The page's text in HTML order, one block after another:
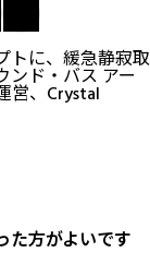
トに、緩急静寂取
ンド・バス アー
営、Crystal
た方がよいです